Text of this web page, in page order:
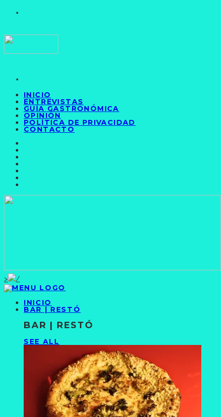
INICIO
ENTREVISTAS
GUÍA GASTRONÓMICA
OPINIÓN
POLÍTICA DE PRIVACIDAD
CONTACTO
>
INICIO
BAR | RESTÓ
BAR | RESTÓ
SEE ALL